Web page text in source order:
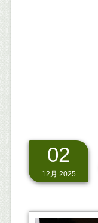
02
12月 2025